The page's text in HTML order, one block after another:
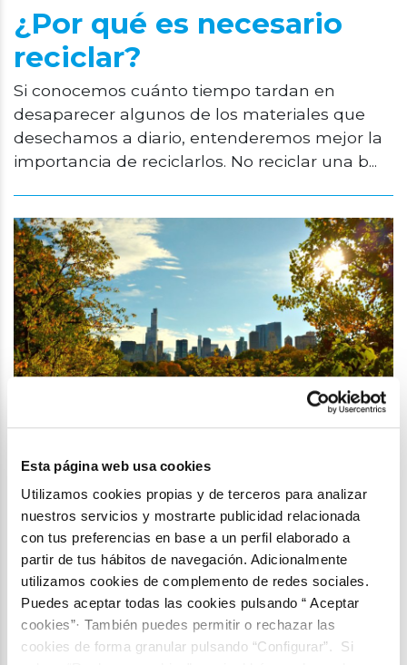
Esta página web usa cookies
Utilizamos cookies propias y de terceros para analizar
nuestros servicios y mostrarte publicidad relacionada
con tus preferencias en base a un perfil elaborado a
partir de tus hábitos de navegación. Adicionalmente
utilizamos cookies de complemento de redes sociales.
Puedes aceptar todas las cookies pulsando “ Aceptar
cookies”· También puedes permitir o rechazar las
cookies de forma granular pulsando “Configurar”. Si
¿Por qué es necesario
reciclar?
Si conocemos cuánto tiempo tardan en
desaparecer algunos de los materiales que
desechamos a diario, entenderemos mejor la
importancia de reciclarlos. No reciclar una b...
Más árboles en las
ciudades = Mejor salud y
menos calor
El cambio climático está produciendo que en
los golpes de calor extremo sean cada vez
más enfatizados durante el verano. Algo que